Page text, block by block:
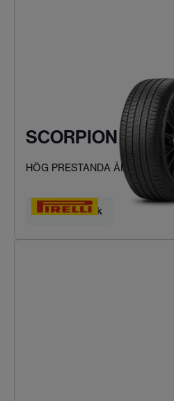
SCORPION
HÖG PRESTANDA ÅRET
Hitta ditt däck